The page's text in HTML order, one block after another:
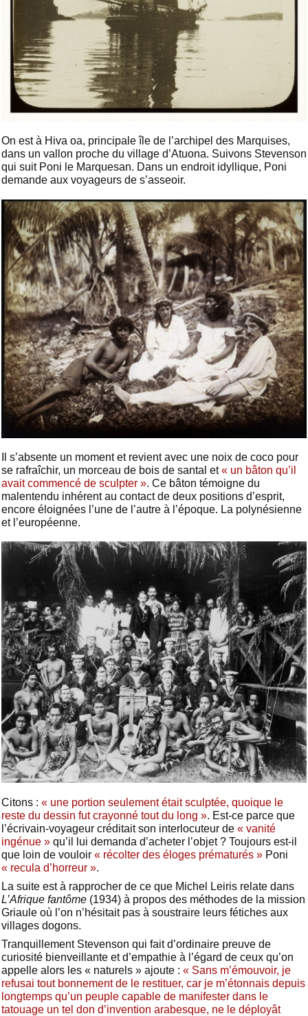
On est à Hiva oa, principale île de l’archipel des Marquises,
dans un vallon proche du village d’Atuona. Suivons Stevenson
qui suit Poni le Marquesan. Dans un endroit idyllique, Poni
demande aux voyageurs de s’asseoir.
Il s’absente un moment et revient avec une noix de coco pour
se rafraîchir, un morceau de bois de santal et« un bâton qu’il
avait commencé de sculpter ». Ce bâton témoigne du
malentendu inhérent au contact de deux positions d’esprit,
encore éloignées l’une de l’autre à l’époque. La polynésienne
et l’européenne.
Citons : « une portion seulement était sculptée, quoique le
reste du dessin fut crayonné tout du long ». Est-ce parce que
l’écrivain-voyageur créditait son interlocuteur de « vanité
ingénue » qu’il lui demanda d’acheter l’objet ? Toujours est-il
que loin de vouloir « récolter des éloges prématurés » Poni
« recula d’horreur ».
La suite est à rapprocher de ce que Michel Leiris relate dans
L’Afrique fantôme (1934) à propos des méthodes de la mission
Griaule où l’on n’hésitait pas à soustraire leurs fétiches aux
villages dogons.
Tranquillement Stevenson qui fait d’ordinaire preuve de
curiosité bienveillante et d’empathie à l’égard de ceux qu’on
appelle alors les « naturels » ajoute : « Sans m’émouvoir, je
refusai tout bonnement de le restituer, car je m’étonnais depuis
longtemps qu’un peuple capable de manifester dans le
tatouage un tel don d’invention arabesque, ne le déployât